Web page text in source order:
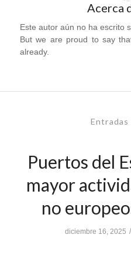
Acerca
Este autor aún no ha escrito
But we are proud to say
already.
Entradas
Puertos del
mayor
no
diciembre 16, 2025 /